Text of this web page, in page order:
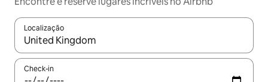
Localização
Quando os resultados estiverem disponíveis, explore-os
Check-in